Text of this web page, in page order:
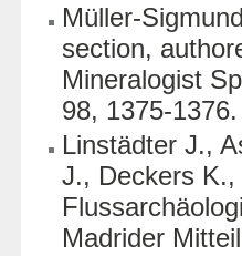
Müller-
section,
Mineralogist
98, 1375-
Linstädter J.,
J., Deckers
Madrider